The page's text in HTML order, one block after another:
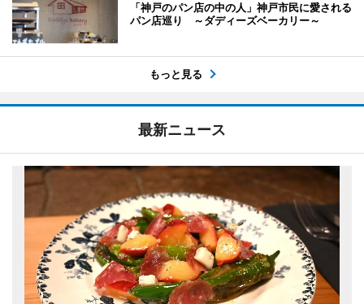
「神戸のパン店の中の人」神戸市民に愛される
パン店巡り ～ダディーズベーカリー～
もっと見る
最新ニュース